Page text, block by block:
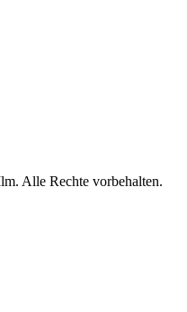
Alle Rechte vorbehalten.